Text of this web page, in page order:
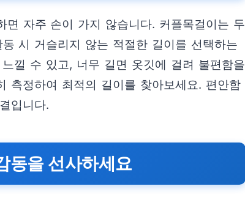
면 자주 손이 가지 않습니다. 커플목걸이는 두
시 거슬리지 않는 적절한 길이를 선택하는
낄 수 있고, 너무 길면 옷깃에 걸려 불편함을
측정하여 최적의 길이를 찾아보세요. 편안함
입니다.
동을 선사하세요